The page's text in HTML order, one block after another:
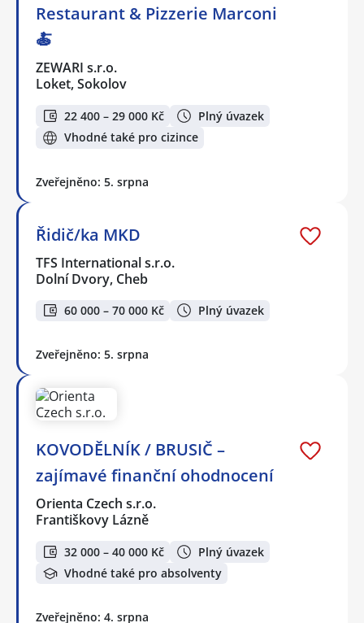
Restaurant & Pizzerie Marconi
🍝
ZEWARI s.r.o.
Loket, Sokolov
22 400 – 29 000 Kč
Plný úvazek
Vhodné také pro cizince
Zveřejněno: 5. srpna
Řidič/ka MKD
TFS International s.r.o.
Dolní Dvory, Cheb
60 000 – 70 000 Kč Plný úvazek
Zveřejněno: 5. srpna
KOVODĚLNÍK / BRUSIČ –
zajímavé finanční ohodnocení
Orienta Czech s.r.o.
Františkovy Lázně
32 000 – 40 000 Kč
Plný úvazek
Vhodné také pro absolventy
Zveřejněno: 4. srpna